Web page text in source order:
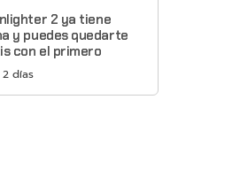
2 ya tiene
y puedes quedarte
con el primero
2 días